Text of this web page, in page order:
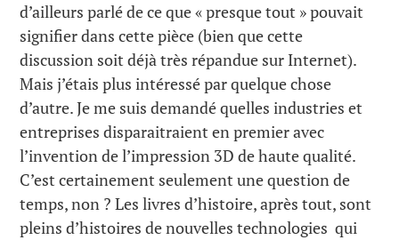
d’ailleurs parlé de ce que « presque tout » pouvait
signifier dans cette pièce (bien que cette
discussion soit déjà très répandue sur Internet).
Mais j’étais plus intéressé par quelque chose
d’autre. Je me suis demandé quelles industries et
entreprises disparaitraient en premier avec
l’invention de l’impression 3D de haute qualité.
C’est certainement seulement une question de
temps, non ? Les livres d’histoire, après tout, sont
pleins d’histoires de nouvelles technologies qui